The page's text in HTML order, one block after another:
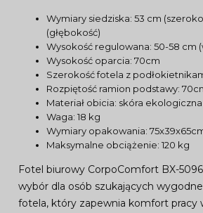
Wymiary siedziska: 53 cm
(głębokość)
Wysokość regulowana: 50-58 cm
Wysokość oparcia: 70cm
Szerokość fotela z
Rozpiętość ramion podstawy:
Materiał obicia: skóra ekologiczna
Waga: 18 kg
Wymiary opakowania:
Maksymalne obciążenie: 120 kg
Fotel biurowy CorpoComfort BX-
wybór dla osób szukających
fotela, który zapewnia komfort pracy